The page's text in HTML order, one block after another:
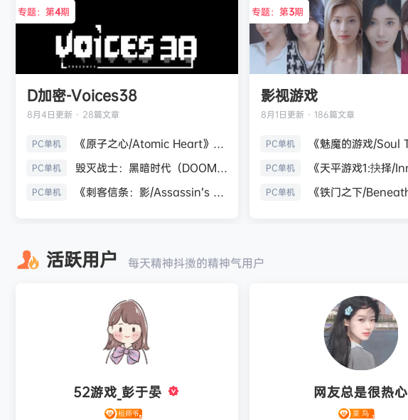
专题：第4期
D加密-Voices38
8月4日更新 · 28篇文章
PC单机 《原子之心/Atomic Heart》免安装中文版
PC单机 毁灭战士：黑暗时代（DOOM: The Dark Ages）免安装中文版
PC单机 《刺客信条：影/Assassin’s Creed Shadows》免安装版，非虚拟机
专题：第3期
影视游戏
8月1日更新 · 186篇文章
PC单机
PC单机
PC单机
活跃用户 每天精神抖擞的精神气用户
52游戏_彭于晏 网友总是很热心